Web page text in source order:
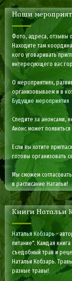
Наши
Фото, адреса, отзывы
Находите там
кого уговаривать
интересующего вас
О мероприятиях,
организовываем и в
Будущие мероприятия
Следите за анонсами,
Анонс может
Если вы хотите
готовы организовать
Мы сможем
в расписание Натальи!
Книги Натальи
Наталья Кобзарь-
питание". Каждая
съедобный трав и
Натальи Кобзарь.
разные травы!